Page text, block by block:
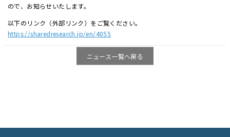
ので、お知らせいたします。
以下のリンク（外部リンク）をご覧ください。
https://sharedresearch.jp/en/4055
ニュース一覧へ戻る